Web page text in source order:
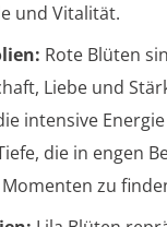
und Vitalität.
Rote Blüten
Liebe und
intensive
die in engen
zu